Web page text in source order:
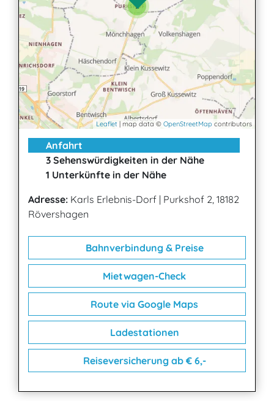
2
Leaflet | map data © OpenStreetMap contributors
Anfahrt
3 Sehenswürdigkeiten in der Nähe
1 Unterkünfte in der Nähe
Adresse: Karls Erlebnis-Dorf | Purkshof 2, 18182
Rövershagen
Bahnverbindung & Preise
Mietwagen-Check
Route via Google Maps
Ladestationen
Reiseversicherung ab € 6,-